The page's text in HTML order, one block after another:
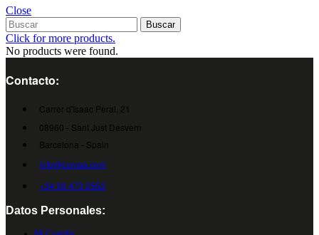
Close
Buscar
Click for more products.
No products were found.
Contacto:
Carrer d'Isaac Peral, 21
08960 - Sant Just Desvern
Barcelona - Spain
info@cumsa.com
+34 93 473 2552
Datos Personales: